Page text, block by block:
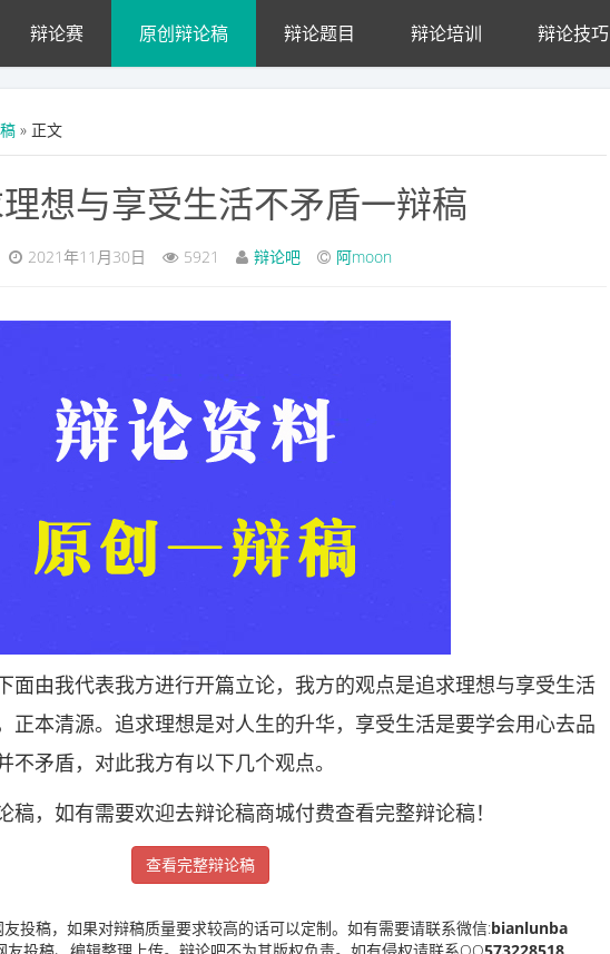
辩论赛 原创辩论稿 辩论题目 辩论培训 辩论技巧
» 正文
想与享受生活不矛盾一辩稿
2021年11月30日 5921 辩论吧 阿moon
由我代表我方进行开篇立论，我方的观点是追求理想与享受生活
正本清源。追求理想是对人生的升华，享受生活是要学会用心去品
不矛盾，对此我方有以下几个观点。
，如有需要欢迎去辩论稿商城付费查看完整辩论稿！
查看完整辩论稿
投稿，如果对辩稿质量要求较高的话可以定制。如有需要请联系微信:bianlunba